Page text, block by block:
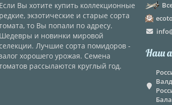
Если Вы хотите купить коллекционные
редкие, экзотические и старые сорта
то Вы попали по адресу.
Шедевры и новинки мировой
селекции. Лучшие сорта помидоров -
хорошего урожая. Семена
рассылаются круглый год.
Наш